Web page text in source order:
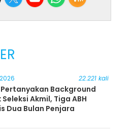
22.221 kali
Background
Seleksi Akmil, Tiga ABH
Dua Bulan Penjara